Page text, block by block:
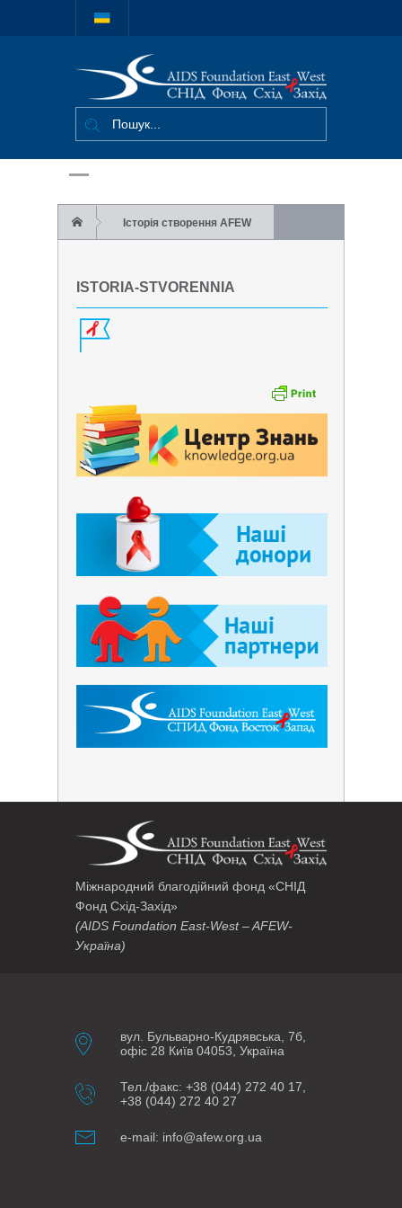
Міжнародний
благодійний
фонд "СНІД
Захід"
Історія створення AFEW
ISTORIA-STVORENNIA
Міжнародний благодійний фонд «СНІД
Фонд Схід-Захід»
(AIDS Foundation East-West – AFEW-
Україна)
вул. Бульварно-Кудрявська, 7б,
офіс 28 Київ 04053, Україна
Тел./факс: +38 (044) 272 40 17,
+38 (044) 272 40 27
e-mail: info@afew.org.ua